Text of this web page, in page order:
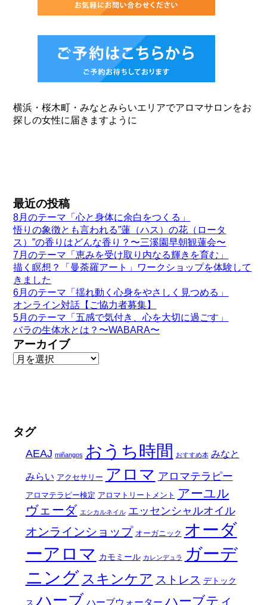
横浜・桜木町・みなとみらいエリアでアロマサロンをお
探しの女性に届きますように
最近の投稿
8月のテーマ「心と身体に余白をつくる」
悟りの象徴とも言われる”蓮（ハス）の花（ロータ
ス）”の香りはどんな香り？〜三溪園早朝観蓮会〜
7月のテーマ「恵みを受け取り内なる輝きを育む」
描く瞑想？「曼荼羅アート」ワークショップを体験して
きました
6月のテーマ「揺れ動く心身をやさしく見つめる」
オンライン対話【ご協力者募集】
5月のテーマ「五感で気付き、心を大切に過ごす」
バラの生体水とは？〜WABARA〜
アーカイブ
タグ
AEAJ miñangos おうち時間 おすすめ本 みなと
みらい アクセサリー アロマ アロマテラピー
アロマテラピー検定 アロマトリートメント アーユル
ヴェーダ エシカルネイル エッセンシャルオイル
オンラインショップ オーガニック オーダ
ーアロマ カモミール カレンデュラ
ガーデ
ニング スキンケア ストレス デトック
ス ハーブ ハーブウォーター ハーブティ